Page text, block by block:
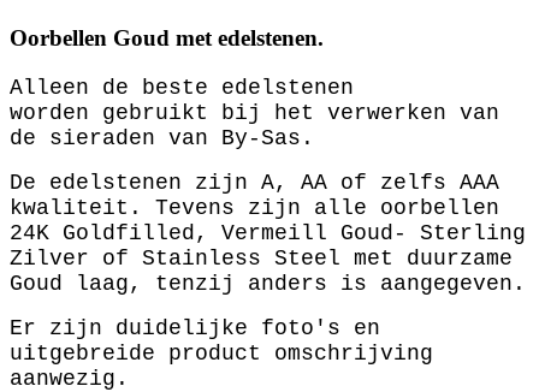
Oorbellen Goud met edelstenen.
Alleen de beste edelstenen
worden gebruikt bij het verwerken van
de sieraden van By-Sas.
De edelstenen zijn A, AA of zelfs AAA
kwaliteit. Tevens zijn alle oorbellen
24K Goldfilled, Vermeill Goud- Sterling
Zilver of Stainless Steel met duurzame
Goud laag, tenzij anders is aangegeven.
Er zijn duidelijke foto's en
uitgebreide product omschrijving
aanwezig.